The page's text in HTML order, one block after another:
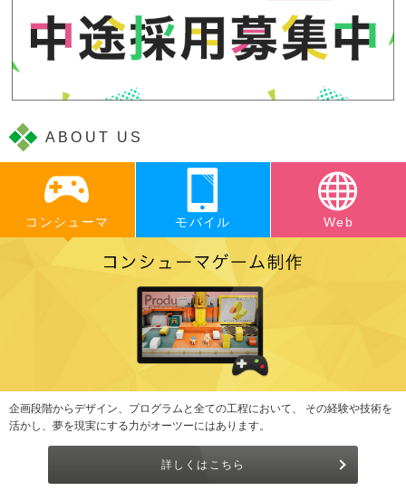
ABOUT US
コンシューマ モバイル Web
企画段階からデザイン、プログラムと全ての工程において、 その経験や技術を
活かし、夢を現実にする力がオーツーにはあります。
詳しくはこちら